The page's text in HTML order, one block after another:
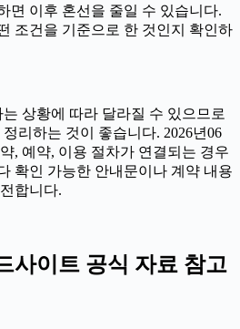
면 이후 혼선을 줄일 수 있습니다.
조건을 기준으로 한 것인지 확인하
상황에 따라 달라질 수 있으므로
리하는 것이 좋습니다. 2026년06
, 예약, 이용 절차가 연결되는 경우
확인 가능한 안내문이나 계약 내용
합니다.
사이트 공식 자료 참고